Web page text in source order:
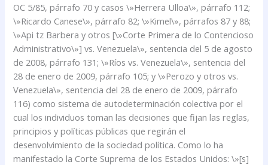
OC 5/85, párrafo 70 y casos \»Herrera Ulloa\», párrafo 112;
\»Ricardo Canese\», párrafo 82; \»Kimel\», párrafos 87 y 88;
\»Api tz Barbera y otros [\»Corte Primera de lo Contencioso
Administrativo\»] vs. Venezuela\», sentencia del 5 de agosto
de 2008, párrafo 131; \»Ríos vs. Venezuela\», sentencia del
28 de enero de 2009, párrafo 105; y \»Perozo y otros vs.
Venezuela\», sentencia del 28 de enero de 2009, párrafo
116) como sistema de autodeterminación colectiva por el
cual los individuos toman las decisiones que fijan las reglas,
principios y políticas públicas que regirán el
desenvolvimiento de la sociedad política. Como lo ha
manifestado la Corte Suprema de los Estados Unidos: \»[s]